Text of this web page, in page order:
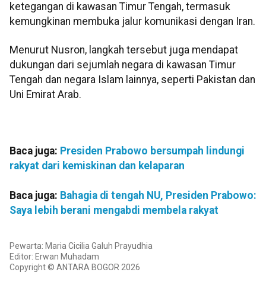
ketegangan di kawasan Timur Tengah, termasuk
kemungkinan membuka jalur komunikasi dengan Iran.
Menurut Nusron, langkah tersebut juga mendapat
dukungan dari sejumlah negara di kawasan Timur
Tengah dan negara Islam lainnya, seperti Pakistan dan
Uni Emirat Arab.
Baca juga: Presiden Prabowo bersumpah lindungi
rakyat dari kemiskinan dan kelaparan
Baca juga: Bahagia di tengah NU, Presiden Prabowo:
Saya lebih berani mengabdi membela rakyat
Pewarta: Maria Cicilia Galuh Prayudhia
Editor: Erwan Muhadam
Copyright © ANTARA BOGOR 2026